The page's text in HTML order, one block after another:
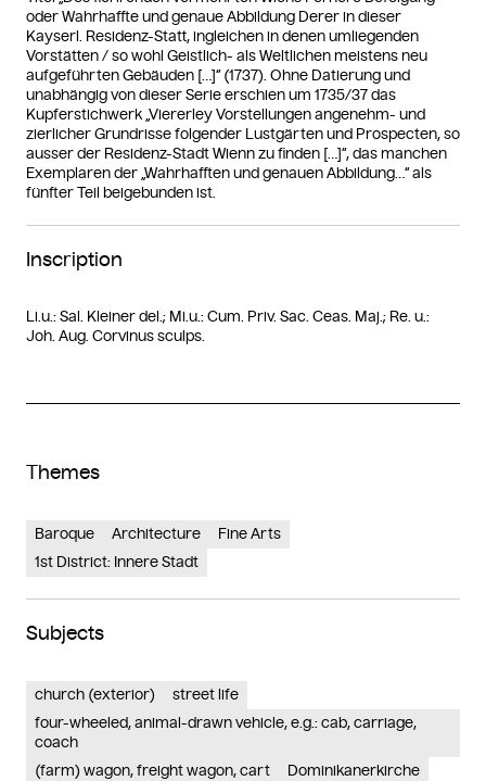
oder Wahrhaffte und genaue Abbildung Derer in dieser
Kayserl. Residenz-Statt, ingleichen in denen umliegenden
Vorstätten / so wohl Geistlich- als Weltlichen meistens neu
aufgeführten Gebäuden […]“ (1737). Ohne Datierung und
unabhängig von dieser Serie erschien um 1735/37 das
Kupferstichwerk „Viererley Vorstellungen angenehm- und
zierlicher Grundrisse folgender Lustgärten und Prospecten, so
ausser der Residenz-Stadt Wienn zu finden […]“, das manchen
Exemplaren der „Wahrhafften und genauen Abbildung…“ als
fünfter Teil beigebunden ist.
Inscription
Li.u.: Sal. Kleiner del.; Mi.u.: Cum. Priv. Sac. Ceas. Maj.; Re. u.:
Joh. Aug. Corvinus sculps.
Themes
Baroque Architecture
Fine Arts
1st District: Innere Stadt
Subjects
church (exterior)
street life
four-wheeled, animal-drawn vehicle, e.g.: cab, carriage,
coach
(farm) wagon, freight wagon, cart
Dominikanerkirche